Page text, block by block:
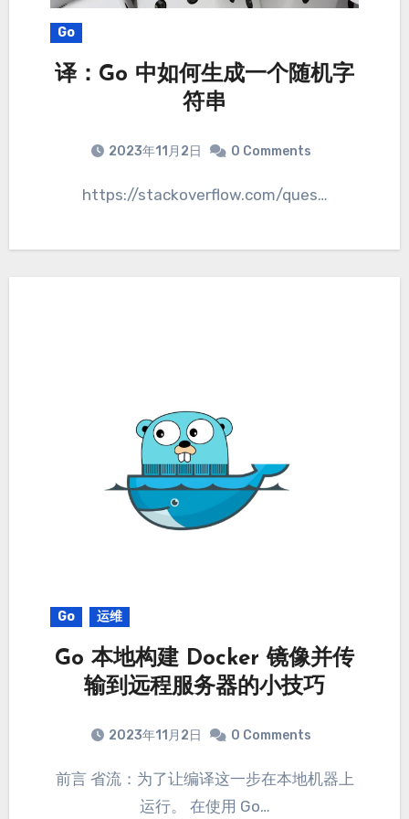
Go
译：Go 中如何生成一个随机字
符串
2023年11月2日 0 Comments
https://stackoverflow.com/ques…
Go 运维
Go 本地构建 Docker 镜像并传
输到远程服务器的小技巧
2023年11月2日 0 Comments
前言 省流：为了让编译这一步在本地机器上
运行。 在使用 Go…